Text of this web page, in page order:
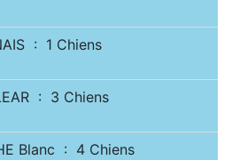
: 1 Chiens
: 3 Chiens
Blanc : 4 Chiens